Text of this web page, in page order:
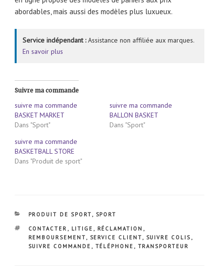
abordables, mais aussi des modèles plus luxueux.
Service indépendant :Assistance non affiliée aux marques.
En savoir plus
Suivre ma commande
suivre ma commande
BASKET MARKET
Dans "Sport"
suivre ma commande
BALLON BASKET
Dans "Sport"
suivre ma commande
BASKETBALL STORE
Dans "Produit de sport"
CATÉGORIES
PRODUIT DE SPORT, SPORT
ÉTIQUETTES
CONTACTER , LITIGE , RÉCLAMATION ,
REMBOURSEMENT, SERVICE CLIENT, SUIVRE COLIS,
SUIVRE COMMANDE , TÉLÉPHONE , TRANSPORTEUR